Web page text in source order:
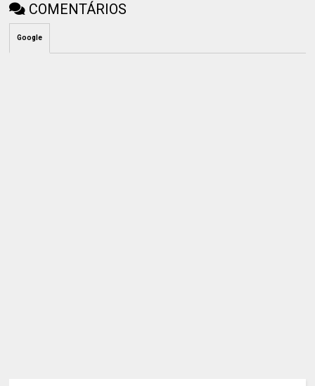
COMENTÁRIOS
Google